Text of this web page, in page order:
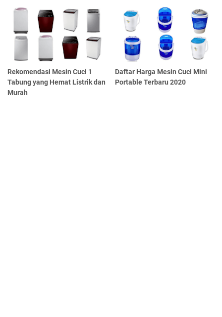
Rekomendasi Mesin Cuci 1
Tabung yang Hemat Listrik dan
Murah
Daftar Harga Mesin Cuci Mini
Portable Terbaru 2020